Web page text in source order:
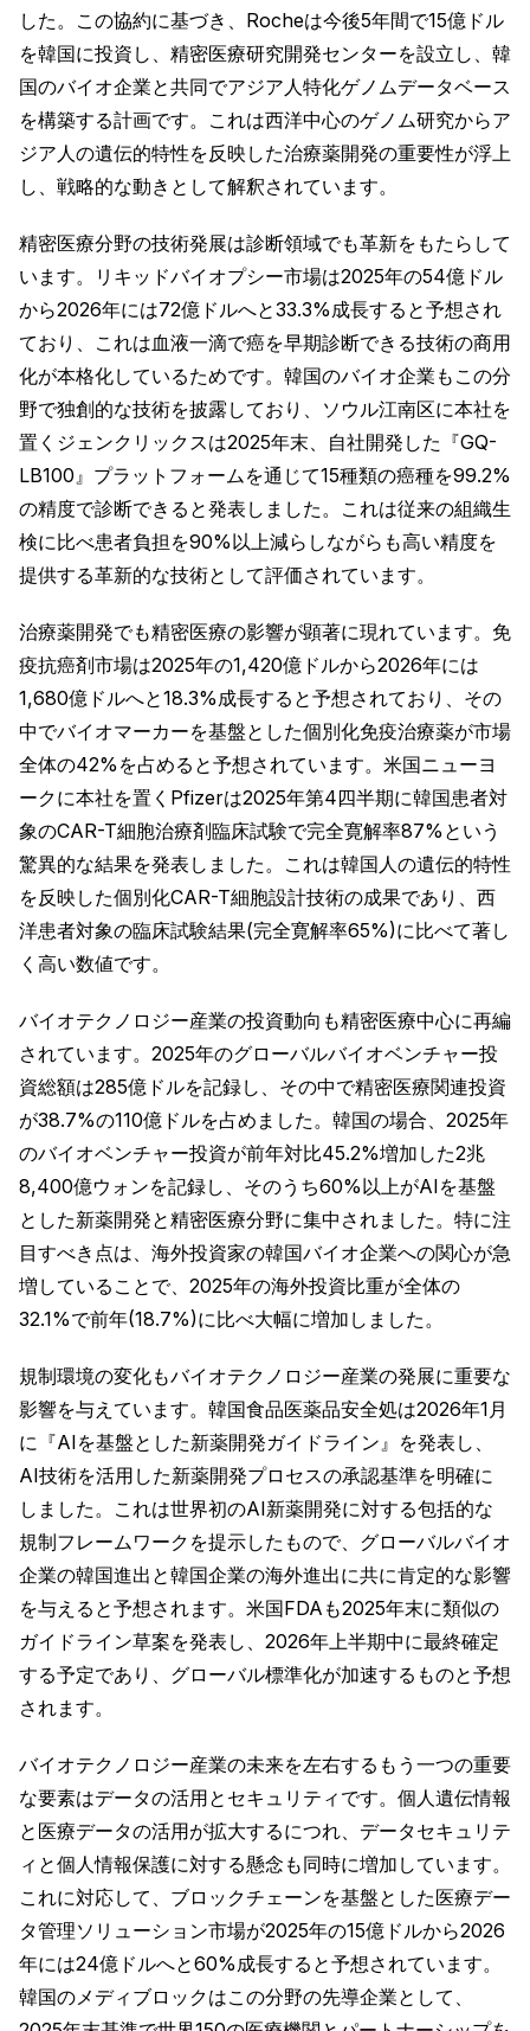
した。この協約に基づき、Rocheは今後5年間で15億ドル
を韓国に投資し、精密医療研究開発センターを設立し、韓
国のバイオ企業と共同でアジア人特化ゲノムデータベース
を構築する計画です。これは西洋中心のゲノム研究からア
ジア人の遺伝的特性を反映した治療薬開発の重要性が浮上
し、戦略的な動きとして解釈されています。
精密医療分野の技術発展は診断領域でも革新をもたらして
います。リキッドバイオプシー市場は2025年の54億ドル
から2026年には72億ドルへと33.3%成長すると予想され
ており、これは血液一滴で癌を早期診断できる技術の商用
化が本格化しているためです。韓国のバイオ企業もこの分
野で独創的な技術を披露しており、ソウル江南区に本社を
置くジェンクリックスは2025年末、自社開発した『GQ-
LB100』プラットフォームを通じて15種類の癌種を99.2%
の精度で診断できると発表しました。これは従来の組織生
検に比べ患者負担を90%以上減らしながらも高い精度を
提供する革新的な技術として評価されています。
治療薬開発でも精密医療の影響が顕著に現れています。免
疫抗癌剤市場は2025年の1,420億ドルから2026年には
1,680億ドルへと18.3%成長すると予想されており、その
中でバイオマーカーを基盤とした個別化免疫治療薬が市場
全体の42%を占めると予想されています。米国ニューヨ
ークに本社を置くPfizerは2025年第4四半期に韓国患者対
象のCAR-T細胞治療剤臨床試験で完全寛解率87%という
驚異的な結果を発表しました。これは韓国人の遺伝的特性
を反映した個別化CAR-T細胞設計技術の成果であり、西
洋患者対象の臨床試験結果(完全寛解率65%)に比べて著し
く高い数値です。
バイオテクノロジー産業の投資動向も精密医療中心に再編
されています。2025年のグローバルバイオベンチャー投
資総額は285億ドルを記録し、その中で精密医療関連投資
が38.7%の110億ドルを占めました。韓国の場合、2025年
のバイオベンチャー投資が前年対比45.2%増加した2兆
8,400億ウォンを記録し、そのうち60%以上がAIを基盤
とした新薬開発と精密医療分野に集中されました。特に注
目すべき点は、海外投資家の韓国バイオ企業への関心が急
増していることで、2025年の海外投資比重が全体の
32.1%で前年(18.7%)に比べ大幅に増加しました。
規制環境の変化もバイオテクノロジー産業の発展に重要な
影響を与えています。韓国食品医薬品安全処は2026年1月
に『AIを基盤とした新薬開発ガイドライン』を発表し、
AI技術を活用した新薬開発プロセスの承認基準を明確に
しました。これは世界初のAI新薬開発に対する包括的な
規制フレームワークを提示したもので、グローバルバイオ
企業の韓国進出と韓国企業の海外進出に共に肯定的な影響
を与えると予想されます。米国FDAも2025年末に類似の
ガイドライン草案を発表し、2026年上半期中に最終確定
する予定であり、グローバル標準化が加速するものと予想
されます。
バイオテクノロジー産業の未来を左右するもう一つの重要
な要素はデータの活用とセキュリティです。個人遺伝情報
と医療データの活用が拡大するにつれ、データセキュリテ
ィと個人情報保護に対する懸念も同時に増加しています。
これに対応して、ブロックチェーンを基盤とした医療デー
タ管理ソリューション市場が2025年の15億ドルから2026
年には24億ドルへと60%成長すると予想されています。
韓国のメディブロックはこの分野の先導企業として、